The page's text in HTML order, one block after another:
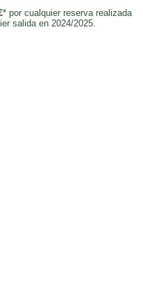
* por cualquier reserva realizada
salida en 2024/2025.